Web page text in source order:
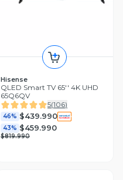
Hisense
QLED Smart TV 65'' 4K UHD
65Q6QV
5(106)
46% $439.990
43% $459.990
$819.990